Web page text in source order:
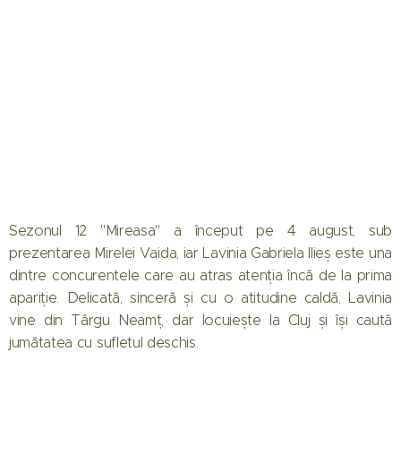
Sezonul 12 "Mireasa" a început pe 4 august, sub
prezentarea Mirelei Vaida, iar Lavinia Gabriela Ilieș este una
dintre concurentele care au atras atenția încă de la prima
apariție. Delicată, sinceră și cu o atitudine caldă, Lavinia
vine din Târgu Neamț, dar locuiește la Cluj și își caută
jumătatea cu sufletul deschis.